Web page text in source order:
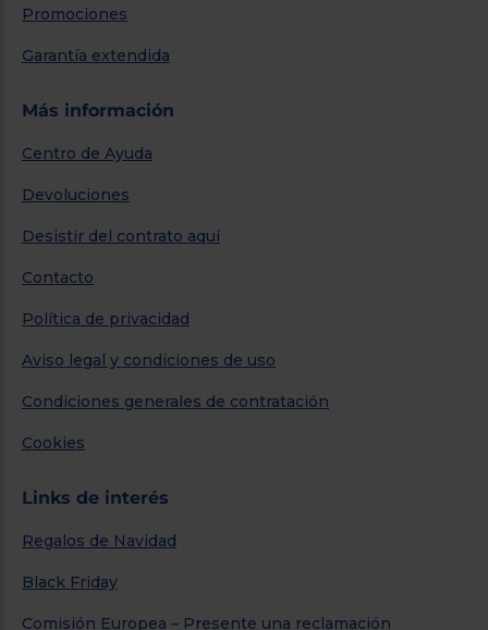
Promociones
Garantía extendida
Más información
Centro de Ayuda
Devoluciones
Desistir del contrato aquí
Contacto
Política de privacidad
Aviso legal y condiciones de uso
Condiciones generales de contratación
Cookies
Links de interés
Regalos de Navidad
Black Friday
Comisión Europea – Presente una reclamación